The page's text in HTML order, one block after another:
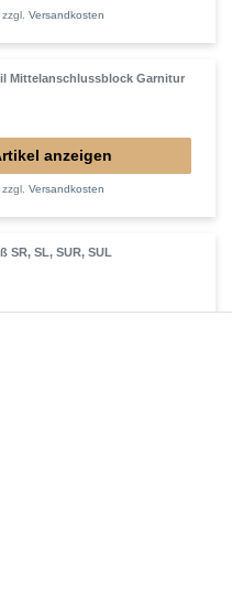
zzgl.Versandkosten
Mittelanschlussblock Garnitur
anzeigen
zzgl.Versandkosten
SR, SL, SUR, SUL